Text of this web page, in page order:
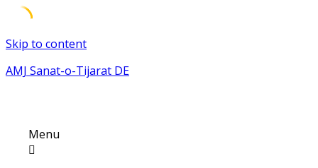
Skip to content
AMJ Sanat-o-Tijarat DE
Menu